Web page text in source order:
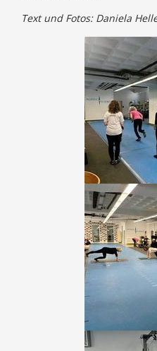
Text und Fotos: Daniela